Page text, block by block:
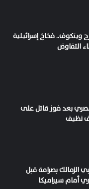
ويتكوف.. فخاخ إسرائيلية
التفاوض
بعد فوز قاتل على
نظيف
الزمالك بصرامة قبل
أمام سيراميكا